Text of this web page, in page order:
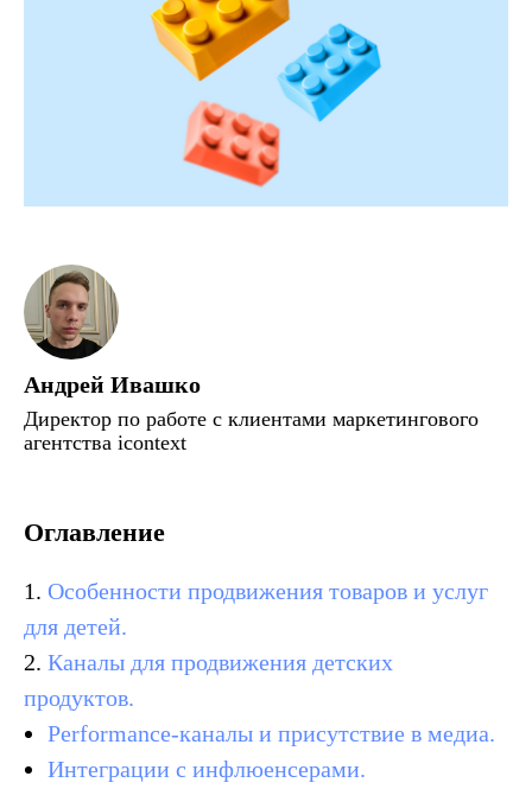
Андрей Ивашко
Директор по работе с клиентами маркетингового
агентства icontext
Оглавление
1. Особенности продвижения товаров и услуг
для детей.
2. Каналы для продвижения детских
продуктов.
Performance-каналы и присутствие в медиа.
Интеграции с инфлюенсерами.